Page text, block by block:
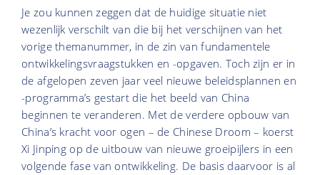
Je zou kunnen zeggen dat de huidige situatie niet
wezenlijk verschilt van die bij het verschijnen van het
vorige themanummer, in de zin van fundamentele
ontwikkelingsvraagstukken en -opgaven. Toch zijn er in
de afgelopen zeven jaar veel nieuwe beleidsplannen en
-programma’s gestart die het beeld van China
beginnen te veranderen. Met de verdere opbouw van
China’s kracht voor ogen – de Chinese Droom – koerst
Xi Jinping op de uitbouw van nieuwe groeipijlers in een
volgende fase van ontwikkeling. De basis daarvoor is al